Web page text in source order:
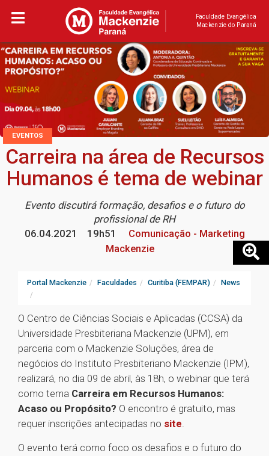
Faculdade Evangélica
Mackenzie do Paraná
EVENTOS
Carreira na área de Recursos
Humanos é tema de webinar
Evento discutirá formação, desafios e o futuro do
profissional de RH
06.04.2021
19h51
Comunicação - Marketing
Mackenzie
Portal Mackenzie Faculdades Curitiba (FEMPAR) News
O Centro de Ciências Sociais e Aplicadas (CCSA) da
Universidade Presbiteriana Mackenzie (UPM), em
parceria com o Mackenzie Soluções, área de
negócios do Instituto Presbiteriano Mackenzie (IPM),
realizará, no dia 09 de abril, às 18h, o webinar que terá
como tema Carreira em Recursos Humanos:
Acaso ou Propósito? O encontro é gratuito, mas
requer inscrições antecipadas no site.
O evento terá como foco os desafios e o futuro do